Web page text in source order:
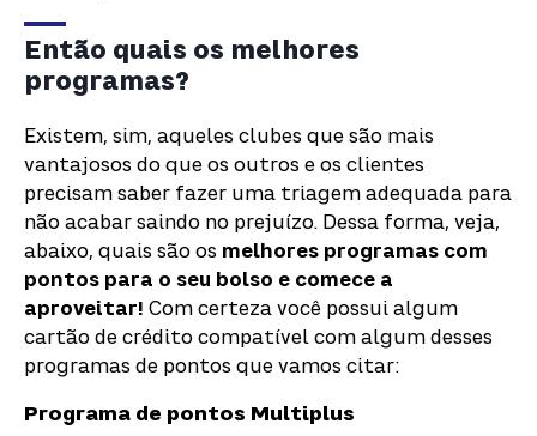
Então quais os melhores
programas?
Existem, sim, aqueles clubes que são mais
vantajosos do que os outros e os clientes
precisam saber fazer uma triagem adequada para
não acabar saindo no prejuízo. Dessa forma, veja,
abaixo, quais são os melhores programas com
pontos para o seu bolso e comece a
aproveitar!Com certeza você possui algum
cartão de crédito compatível com algum desses
programas de pontos que vamos citar:
Programa de pontos Multiplus